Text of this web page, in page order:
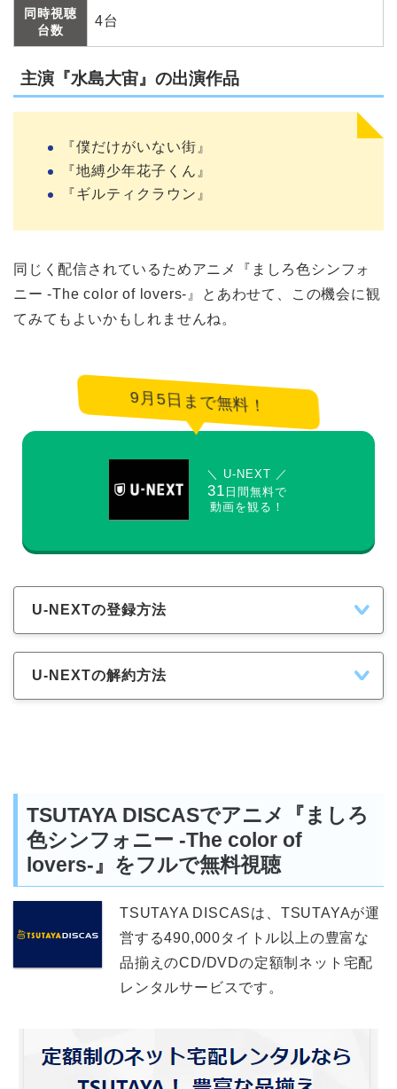
同時視聴
台数
4台
主演『水島大宙』の出演作品
『僕だけがいない街』
『地縛少年花子くん』
『ギルティクラウン』
同じく配信されているためアニメ『ましろ色シンフォ
ニー -The color of lovers-』とあわせて、この機会に観
てみてもよいかもしれませんね。
9月5日まで無料！
＼ U-NEXT ／
31 日間無料で
動画を観る！
U-NEXTの登録方法
U-NEXTの解約方法
TSUTAYA DISCASでアニメ『ましろ
色シンフォニー -The color of
lovers-』をフルで無料視聴
TSUTAYA DISCASは、TSUTAYAが運
営する490,000タイトル以上の豊富な
品揃えのCD/DVDの定額制ネット宅配
レンタルサービスです。